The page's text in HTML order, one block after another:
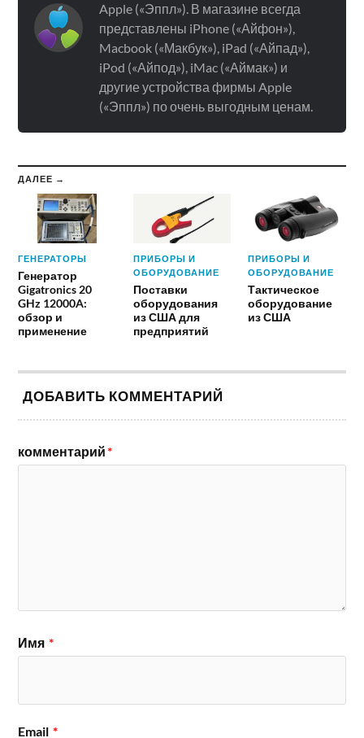
Apple («Эппл»). В магазине всегда
представлены iPhone («Айфон»),
Macbook («Макбук»), iPad («Айпад»),
iPod («Айпод»), iMac («Аймак») и
другие устройства фирмы Apple
(«Эппл») по очень выгодным ценам.
ДАЛЕЕ →
ГЕНЕРАТОРЫ
Генератор
Gigatronics 20
GHz 12000A:
обзор и
применение
ПРИБОРЫ И
ОБОРУДОВАНИЕ
Поставки
оборудования
из США для
предприятий
ПРИБОРЫ И
ОБОРУДОВАНИЕ
Тактическое
оборудование
из США
ДОБАВИТЬ КОММЕНТАРИЙ
комментарий*
Имя *
Email *